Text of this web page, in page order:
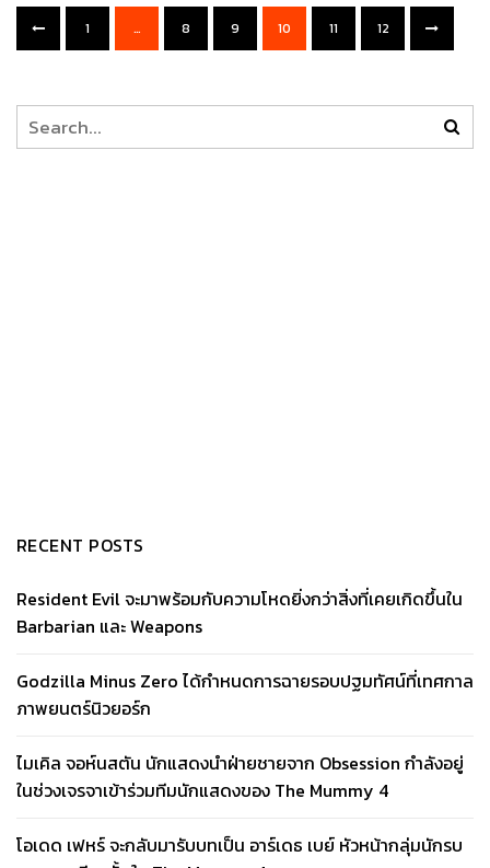
1 … 8 9 10 11 12
RECENT POSTS
Resident Evil จะมาพร้อมกับความโหดยิ่งกว่าสิ่งที่เคยเกิดขึ้นใน
Barbarian และ Weapons
Godzilla Minus Zero ได้กำหนดการฉายรอบปฐมทัศน์ที่เทศกาล
ภาพยนตร์นิวยอร์ก
ไมเคิล จอห์นสตัน นักแสดงนำฝ่ายชายจาก Obsession กำลังอยู่
ในช่วงเจรจาเข้าร่วมทีมนักแสดงของ The Mummy 4
โอเดด เฟหร์ จะกลับมารับบทเป็น อาร์เดธ เบย์ หัวหน้ากลุ่มนักรบ